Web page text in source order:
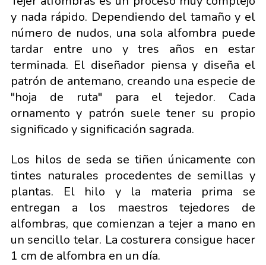
y nada rápido. Dependiendo del tamaño y el
número de nudos, una sola alfombra puede
tardar entre uno y tres años en estar
terminada. El diseñador piensa y diseña el
patrón de antemano, creando una especie de
"hoja de ruta" para el tejedor. Cada
ornamento y patrón suele tener su propio
significado y significación sagrada.
Los hilos de seda se tiñen únicamente con
tintes naturales procedentes de semillas y
plantas. El hilo y la materia prima se
entregan a los maestros tejedores de
alfombras, que comienzan a tejer a mano en
un sencillo telar. La costurera consigue hacer
1 cm de alfombra en un día.